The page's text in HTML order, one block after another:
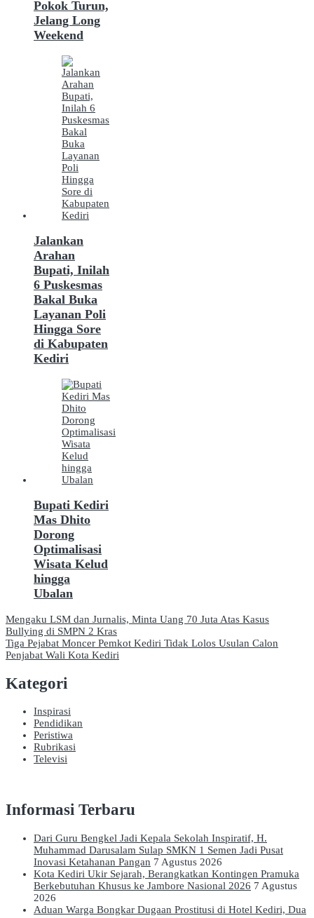
Pokok Turun,
Jelang Long
Weekend
Jalankan
Arahan
Bupati, Inilah
6 Puskesmas
Bakal Buka
Layanan Poli
Hingga Sore
di Kabupaten
Kediri
Bupati Kediri
Mas Dhito
Dorong
Optimalisasi
Wisata Kelud
hingga
Ubalan
Navigasi
pos
Mengaku LSM dan Jurnalis, Minta Uang 70 Juta Atas Kasus
Bullying di SMPN 2 Kras
Tiga Pejabat Moncer Pemkot Kediri Tidak Lolos Usulan Calon
Penjabat Wali Kota Kediri
Kategori
Inspirasi
Pendidikan
Peristiwa
Rubrikasi
Televisi
Informasi Terbaru
Dari Guru Bengkel Jadi Kepala Sekolah Inspiratif, H.
Muhammad Darusalam Sulap SMKN 1 Semen Jadi Pusat
Inovasi Ketahanan Pangan 7 Agustus 2026
Kota Kediri Ukir Sejarah, Berangkatkan Kontingen Pramuka
Berkebutuhan Khusus ke Jambore Nasional 2026 7 Agustus
2026
Aduan Warga Bongkar Dugaan Prostitusi di Hotel Kediri, Dua